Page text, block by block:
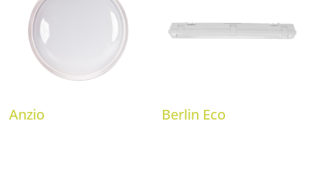
Anzio Berlin Eco